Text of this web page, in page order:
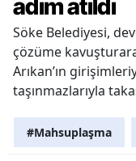
adım atıldı
Söke Belediyesi,
çözüme
Arıkan’ın
taşınmazlarıyla
#Mahsuplaşma